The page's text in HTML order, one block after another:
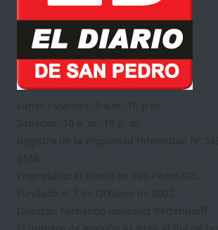
Lunes - Viernes: 9 a.m.-16 p.m.
Sábados: 10 a. m.-13 p. m.
Registro de la Propiedad Intelectual Nº
6168
Propietario: El Diario de San Pedro SRL.
Fundado el 7 de Octubre de 2002
Director: Fernando González Bettendorff